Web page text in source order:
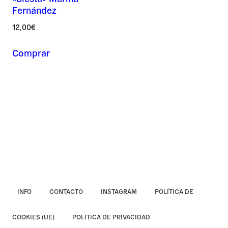
Fernández
12,00€
Comprar
INFO CONTACTO INSTAGRAM POLÍTICA DE
COOKIES (UE) POLÍTICA DE PRIVACIDAD
Asunto *